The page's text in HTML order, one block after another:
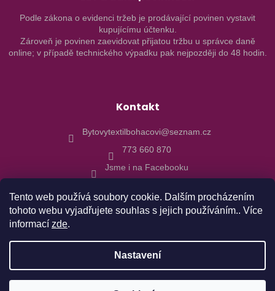
Tento web používá soubory cookie. Dalším procházením
tohoto webu vyjadřujete souhlas s jejich používáním.. Více
informací zde.
Nastavení
Podle zákona o evidenci tržeb je prodávající povinen vystavit
kupujícímu účtenku.
Zároveň je povinen zaevidovat přijatou tržbu u správce daně
online; v případě technického výpadku pak nejpozději do 48 hodin.
Kontakt
Bytovytextilbohacovi@seznam.cz
773 660 870
Jsme i na Facebooku